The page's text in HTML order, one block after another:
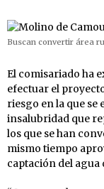
Buscan convertir área
El comisariado ha
efectuar el
riesgo en la que se
insalubridad que
los que se han
mismo tiempo
captación del agua